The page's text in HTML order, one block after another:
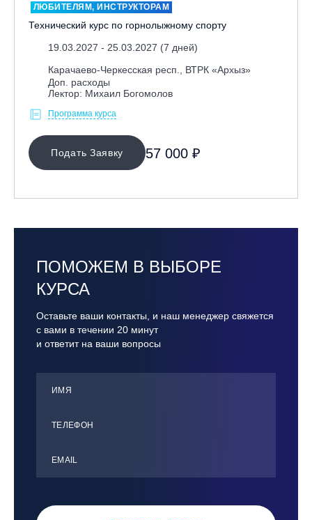
ЛЮБИТЕЛЯМ, ИНСТРУКТОРАМ
Технический курс по горнолыжному спорту
19.03.2027 - 25.03.2027 (7 дней)
Карачаево-Черкесская респ., ВТРК «Архыз»
Доп. расходы
Лектор: Михаил Богомолов
Программа курса
Подать Заявку 57 000 ₽
ПОМОЖЕМ В ВЫБОРЕ
КУРСА
Оставьте ваши контакты, и наш менеджер свяжется
с вами в течении 20 минут
и ответит на ваши вопросы
ИМЯ
ТЕЛЕФОН
ЕMАIL